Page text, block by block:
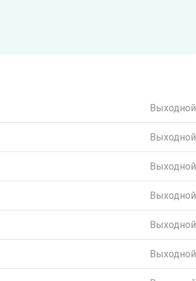
Выходной
Выходной
Выходной
Выходной
Выходной
Выходной